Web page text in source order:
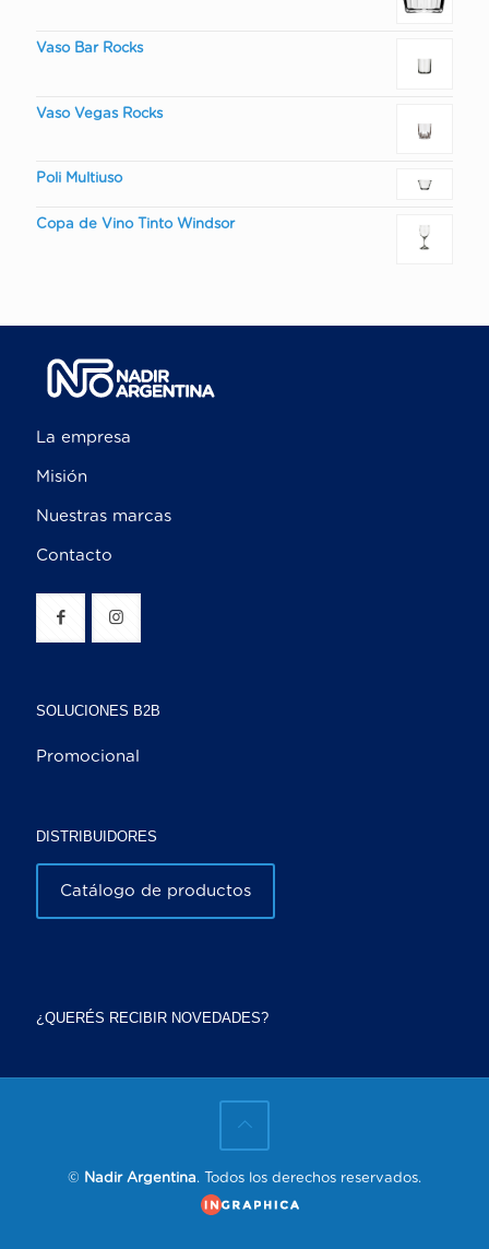
Vaso Bar Rocks
Vaso Vegas Rocks
Poli Multiuso
Copa de Vino Tinto Windsor
La empresa
Misión
Nuestras marcas
Contacto
SOLUCIONES B2B
Promocional
DISTRIBUIDORES
Catálogo de productos
¿QUERÉS RECIBIR NOVEDADES?
© Nadir Argentina. Todos los derechos reservados.